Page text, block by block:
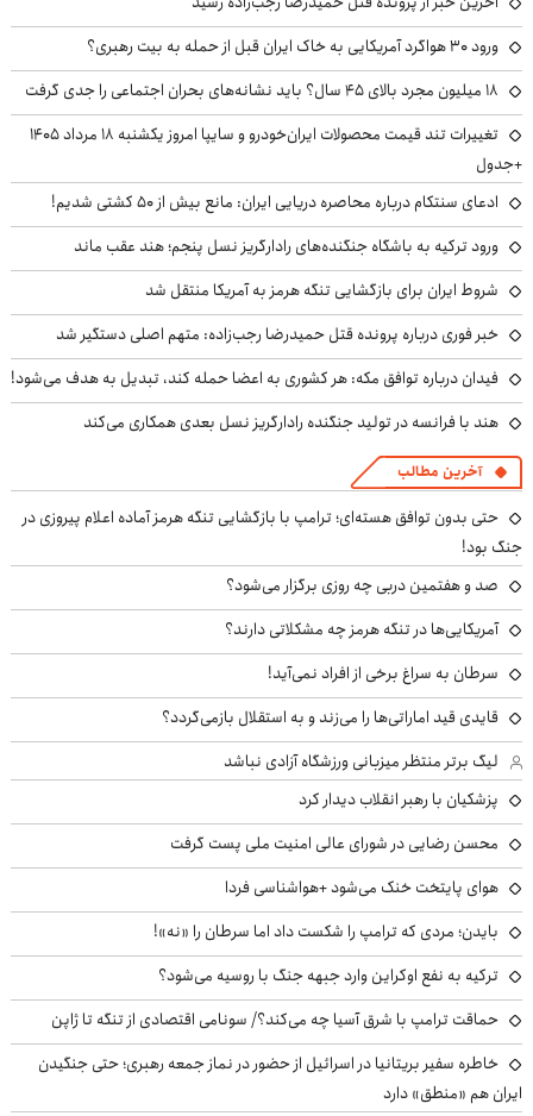
ورود ۳۰ هواگرد آمریکایی به خاک ایران قبل از حمله به بیت رهبری؟
۱۸ میلیون مجرد بالای ۴۵ سال؟ باید نشانه‌های بحران اجتماعی را جدی گرفت
تغییرات تند قیمت محصولات ایران‌خودرو و سایپا امروز یکشنبه ۱۸ مرداد ۱۴۰۵
+جدول
ادعای سنتکام درباره محاصره دریایی ایران: مانع بیش از ۵۰ کشتی شدیم!
ورود ترکیه به باشگاه جنگنده‌های رادارگریز نسل پنجم؛ هند عقب ماند
شروط ایران برای بازگشایی تنگه هرمز به آمریکا منتقل شد
خبر فوری درباره پرونده قتل حمیدرضا رجب‌زاده: متهم اصلی دستگیر شد
فیدان درباره توافق مکه: هر کشوری به اعضا حمله کند، تبدیل به هدف می‌شود!
هند با فرانسه در تولید جنگنده رادارگریز نسل بعدی همکاری می‌کند
آخرین مطالب
حتی بدون توافق هسته‌ای؛ ترامپ با بازگشایی تنگه هرمز آماده اعلام پیروزی در
جنگ بود!
صد و هفتمین دربی چه روزی برگزار می‌شود؟
آمریکایی‌ها در تنگه هرمز چه مشکلاتی دارند؟
سرطان به سراغ برخی از افراد نمی‌آید!
قایدی قید اماراتی‌ها را می‌زند و به استقلال بازمی‌گردد؟
لیگ برتر منتظر میزبانی ورزشگاه آزادی نباشد
پزشکیان با رهبر انقلاب دیدار کرد
محسن رضایی در شورای عالی امنیت ملی پست گرفت
هوای پایتخت خنک می‌شود +هواشناسی فردا
بایدن؛ مردی که ترامپ را شکست داد اما سرطان را «نه»!
ترکیه به نفع اوکراین وارد جبهه جنگ با روسیه می‌شود؟
حماقت ترامپ با شرق آسیا چه می‌کند؟/ سونامی اقتصادی از تنگه تا ژاپن
خاطره سفیر بریتانیا در اسرائیل از حضور در نماز جمعه رهبری؛ حتی جنگیدن
ایران هم «منطق» دارد